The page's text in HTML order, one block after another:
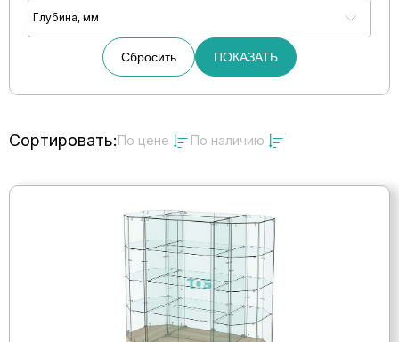
Глубина, мм
Сбросить ПОКАЗАТЬ
Сортировать:По цене По наличию